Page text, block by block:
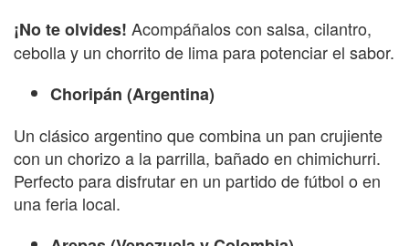
¡No te olvides! Acompáñalos con salsa, cilantro,
cebolla y un chorrito de lima para potenciar el sabor.
Choripán (Argentina)
Un clásico argentino que combina un pan crujiente
con un chorizo a la parrilla, bañado en chimichurri.
Perfecto para disfrutar en un partido de fútbol o en
una feria local.